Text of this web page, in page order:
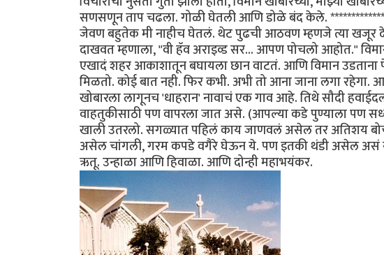
सणसणून ताप चढला. गोळी घेतली आणि डोळे बंद केले.
जेवण बहुतेक मी नाहीच घेतलं. थेट पुढची आठवण म्हणजे त्या खजूर
दाखवत म्हणाला, "वी हॅव अराइव्ड सर... आपण पोचलो आहोत."
एखादं शहर आकाशातून बघायला छान वाटतं. आणि विमान उडताना
मिळतो. कोई बात नही. फिर कभी. अभी तो आना जाना लगा रहेगा.
खोबारला लागूनच 'धाहरान' नावाचं एक गाव आहे. तिथे सौदी
वाहतुकीसाठी पण वापरला जात असे. (आपल्या कडे पुण्याला पण
खाली उतरलो. सगळ्यात पहिलं काय जाणवलं असेल तर अतिशय
असेल चांगली, गरम कपडे वगैरे घेऊन ये. पण इतकी थंडी असेल असं
ऋतू. उन्हाळा आणि हिवाळा. आणि दोन्ही महाभयंकर.